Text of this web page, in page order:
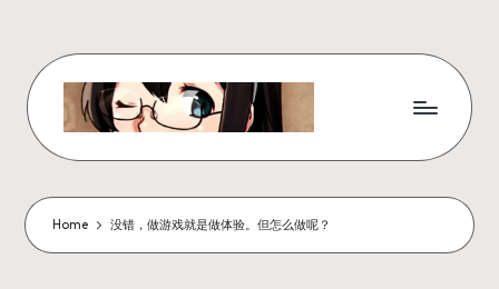
content
W
x
z
ui
Home 没错，做游戏就是做体验。但怎么做呢？